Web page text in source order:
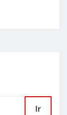
Ir